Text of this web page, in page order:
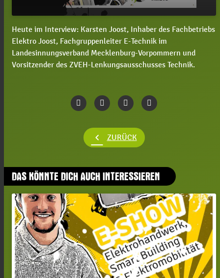
play_arrow #38 E-Show mit Karsten Joost: Was ändert sich
bei der Verlängerung von Installateurausweisen?
00:00 11:28
Heute im Interview: Karsten Joost, Inhaber des Fachbetriebs
Elektro Joost, Fachgruppenleiter E-Technik im
Landesinnungsverband Mecklenburg-Vorpommern und
Vorsitzender des ZVEH-Lenkungsausschusses Technik.
chevron_left ZURÜCK
DAS KÖNNTE DICH AUCH INTERESSIEREN